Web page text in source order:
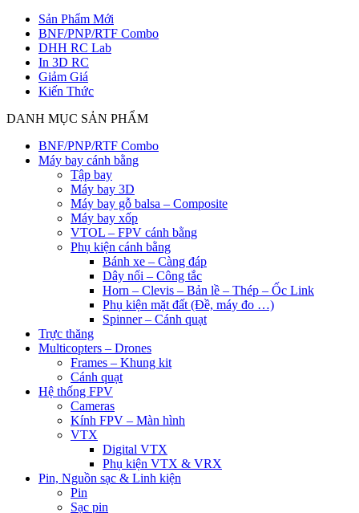
Sản Phẩm Mới
BNF/PNP/RTF Combo
DHH RC Lab
In 3D RC
Giảm Giá
Kiến Thức
DANH MỤC SẢN PHẨM
BNF/PNP/RTF Combo
Máy bay cánh bằng
Tập bay
Máy bay 3D
Máy bay gỗ balsa – Composite
Máy bay xốp
VTOL – FPV cánh bằng
Phụ kiện cánh bằng
Bánh xe – Càng đáp
Dây nối – Công tắc
Horn – Clevis – Bản lề – Thép – Ốc Link
Phụ kiện mặt đất (Đề, máy đo …)
Spinner – Cánh quạt
Trực thăng
Multicopters – Drones
Frames – Khung kit
Cánh quạt
Hệ thống FPV
Cameras
Kính FPV – Màn hình
VTX
Digital VTX
Phụ kiện VTX & VRX
Pin, Nguồn sạc & Linh kiện
Pin
Sạc pin